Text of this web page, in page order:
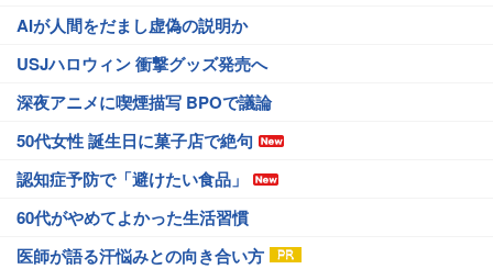
AIが人間をだまし虚偽の説明か
USJハロウィン 衝撃グッズ発売へ
深夜アニメに喫煙描写 BPOで議論
50代女性 誕生日に菓子店で絶句
認知症予防で「避けたい食品」
60代がやめてよかった生活習慣
医師が語る汗悩みとの向き合い方